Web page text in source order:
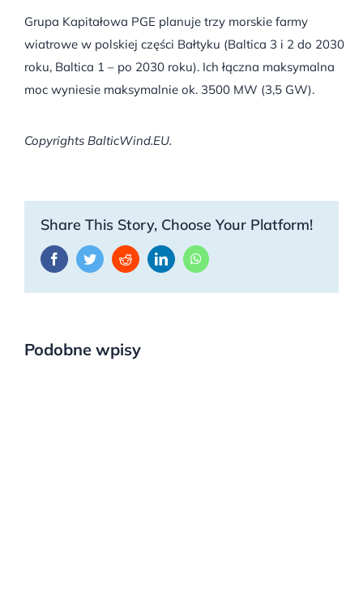
Grupa Kapitałowa PGE planuje trzy morskie farmy
wiatrowe w polskiej części Bałtyku (Baltica 3 i 2 do 2030
roku, Baltica 1 – po 2030 roku). Ich łączna maksymalna
moc wyniesie maksymalnie ok. 3500 MW (3,5 GW).
Copyrights BalticWind.EU.
Share This Story, Choose Your Platform!
FacebookTwitterRedditLinkedInWhatsApp
Podobne wpisy